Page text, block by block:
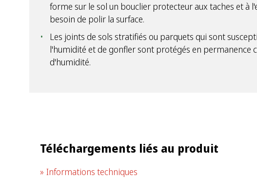
forme sur le sol un bouclier protecteur aux taches et à
besoin de polir la surface.
Les joints de sols stratifiés ou parquets qui sont
l'humidité et de gonfler sont protégés en permanence
d'humidité.
Téléchargements liés au produit
Informations techniques